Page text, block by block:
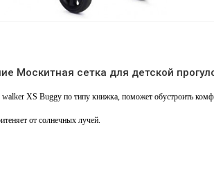
Москитная сетка для детской
walker XS Buggy по типу книжка, поможет обустроить
от солнечных лучей.